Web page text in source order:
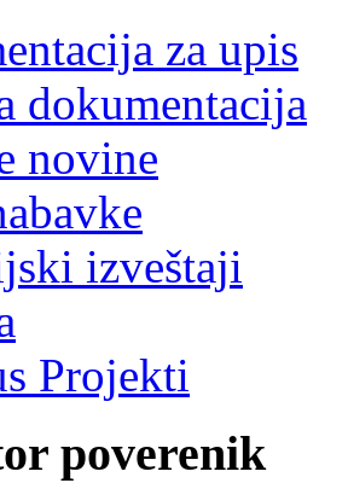
za upis
dokumentacija
novine
izveštaji
Projekti
poverenik